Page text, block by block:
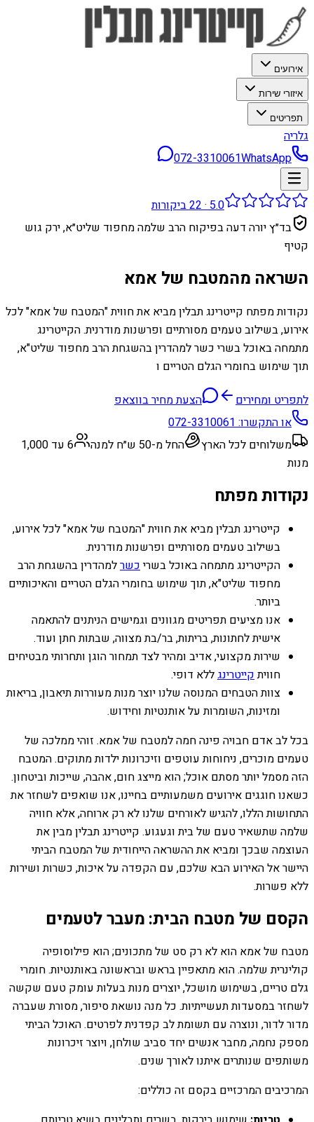
אירועים
איזורי שירות
תפריטים
גלריה
072-3310061WhatsApp
5.0
·
22ביקורות
בד״ץ יורה דעה בפיקוח הרב שלמה מחפוד שליט״א, ירק גוש
קטיף
השראה מהמטבח של אמא
נקודות מפתח קייטרינג תבלין מביא את חווית "המטבח של אמא" לכל
אירוע, בשילוב טעמים מסורתיים ופרשנות מודרנית. הקייטרינג
מתמחה באוכל בשרי כשר למהדרין בהשגחת הרב מחפוד שליט"א,
תוך שימוש בחומרי הגלם הטריים ו
לתפריט ומחירים
הצעת מחיר בווצאפ
או התקשרו:072-3310061
משלוחים לכל הארץ
החל מ-50 ש״ח למנה
6 עד 1,000
מנות
נקודות מפתח
קייטרינג תבלין מביא את חווית "המטבח של אמא" לכל אירוע,
בשילוב טעמים מסורתיים ופרשנות מודרנית.
הקייטרינג מתמחה באוכל בשרי כשרלמהדרין בהשגחת הרב
מחפוד שליט"א, תוך שימוש בחומרי הגלם הטריים והאיכותיים
ביותר.
אנו מציעים תפריטים מגוונים וגמישים הניתנים להתאמה
אישית לחתונות, בריתות, בר/בת מצווה, שבתות חתן ועוד.
שירות מקצועי, אדיב ומהיר לצד תמחור הוגן ותחרותי מבטיחים
חוויתקייטרינגללא דופי.
צוות הטבחים המנוסה שלנו יוצר מנות מעוררות תיאבון, בריאות
ומזינות, השומרות על אותנטיות וחידוש.
בכל לב אדם חבויה פינה חמה למטבח של אמא. זוהי ממלכה של
טעמים מוכרים, ניחוחות עוטפים וזיכרונות ילדות מתוקים. המטבח
הזה מסמל יותר מסתם אוכל; הוא מייצג חום, אהבה, שייכות וביטחון.
כשאנו חוגגים אירועים משמעותיים בחיינו, אנו שואפים לשחזר את
התחושות הללו, להגיש לאורחים שלנו לא רק ארוחה, אלא חוויה
שלמה שתשאיר טעם של בית וגעגוע. קייטרינג תבלין מבין את
העוצמה שבכך ומביא את ההשראה הייחודית של המטבח הביתי
היישר אל האירוע הבא שלכם, עם הקפדה על איכות, כשרות ושירות
ללא פשרות.
הקסם של מטבח הבית: מעבר לטעמים
מטבח של אמא הוא לא רק סט של מתכונים; הוא פילוסופיה
קולינרית שלמה. הוא מתאפיין בראש ובראשונה באותנטיות. חומרי
גלם טריים, בשימוש מושכל, יוצרים מנות בעלות עומק טעם שקשה
לשחזר במסעדות תעשייתיות. כל מנה נושאת סיפור, מסורת שעברה
מדור לדור, ונוצרה עם תשומת לב קפדנית לפרטים. האוכל הביתי
מספק נחמה, מחבר אנשים יחד סביב שולחן, ויוצר זיכרונות
משותפים שנותרים איתנו לאורך שנים.
המרכיבים המרכזיים בקסם זה כוללים: